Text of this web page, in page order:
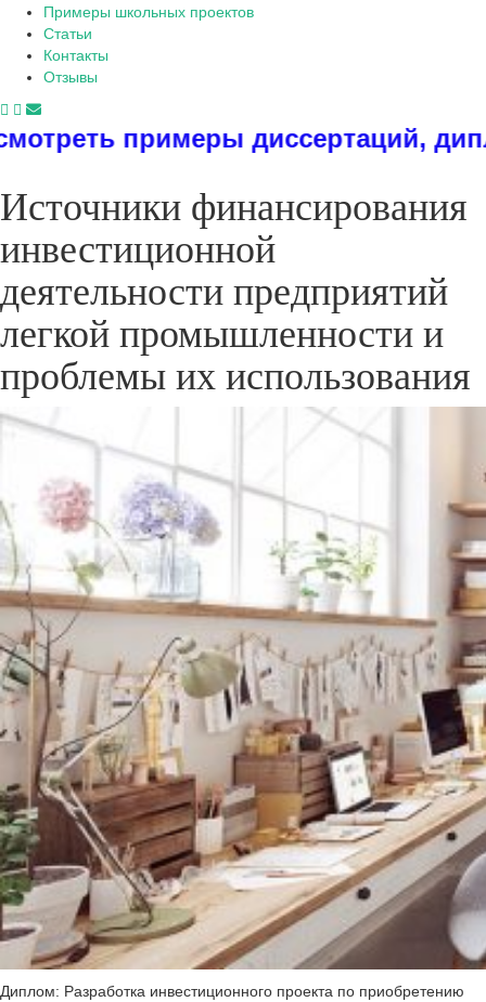
Примеры школьных проектов
Статьи
Контакты
Отзывы
диссертаций, дипломов,
Источники финансирования
инвестиционной
деятельности предприятий
легкой промышленности и
проблемы их использования
Диплом: Разработка инвестиционного проекта по приобретению